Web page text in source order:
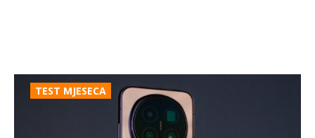
TEST MJESECA